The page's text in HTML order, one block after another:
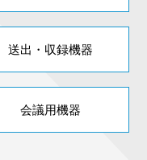
送出・収録機器
会議用機器